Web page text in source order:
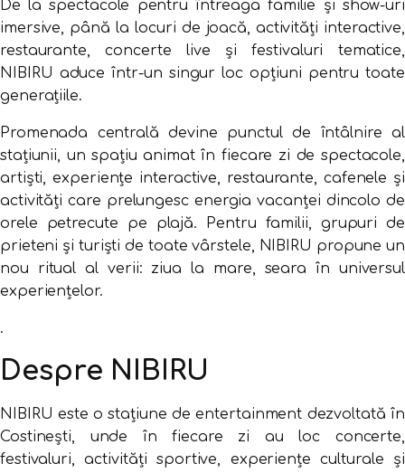
De la spectacole pentru întreaga familie și show-uri
imersive, până la locuri de joacă, activități interactive,
restaurante, concerte live și festivaluri tematice,
NIBIRU aduce într-un singur loc opțiuni pentru toate
generațiile.
Promenada centrală devine punctul de întâlnire al
stațiunii, un spațiu animat în fiecare zi de spectacole,
artiști, experiențe interactive, restaurante, cafenele și
activități care prelungesc energia vacanței dincolo de
orele petrecute pe plajă. Pentru familii, grupuri de
prieteni și turiști de toate vârstele, NIBIRU propune un
nou ritual al verii: ziua la mare, seara în universul
experiențelor.
.
Despre NIBIRU
NIBIRU este o stațiune de entertainment dezvoltată în
Costinești, unde în fiecare zi au loc concerte,
festivaluri, activități sportive, experiențe culturale și